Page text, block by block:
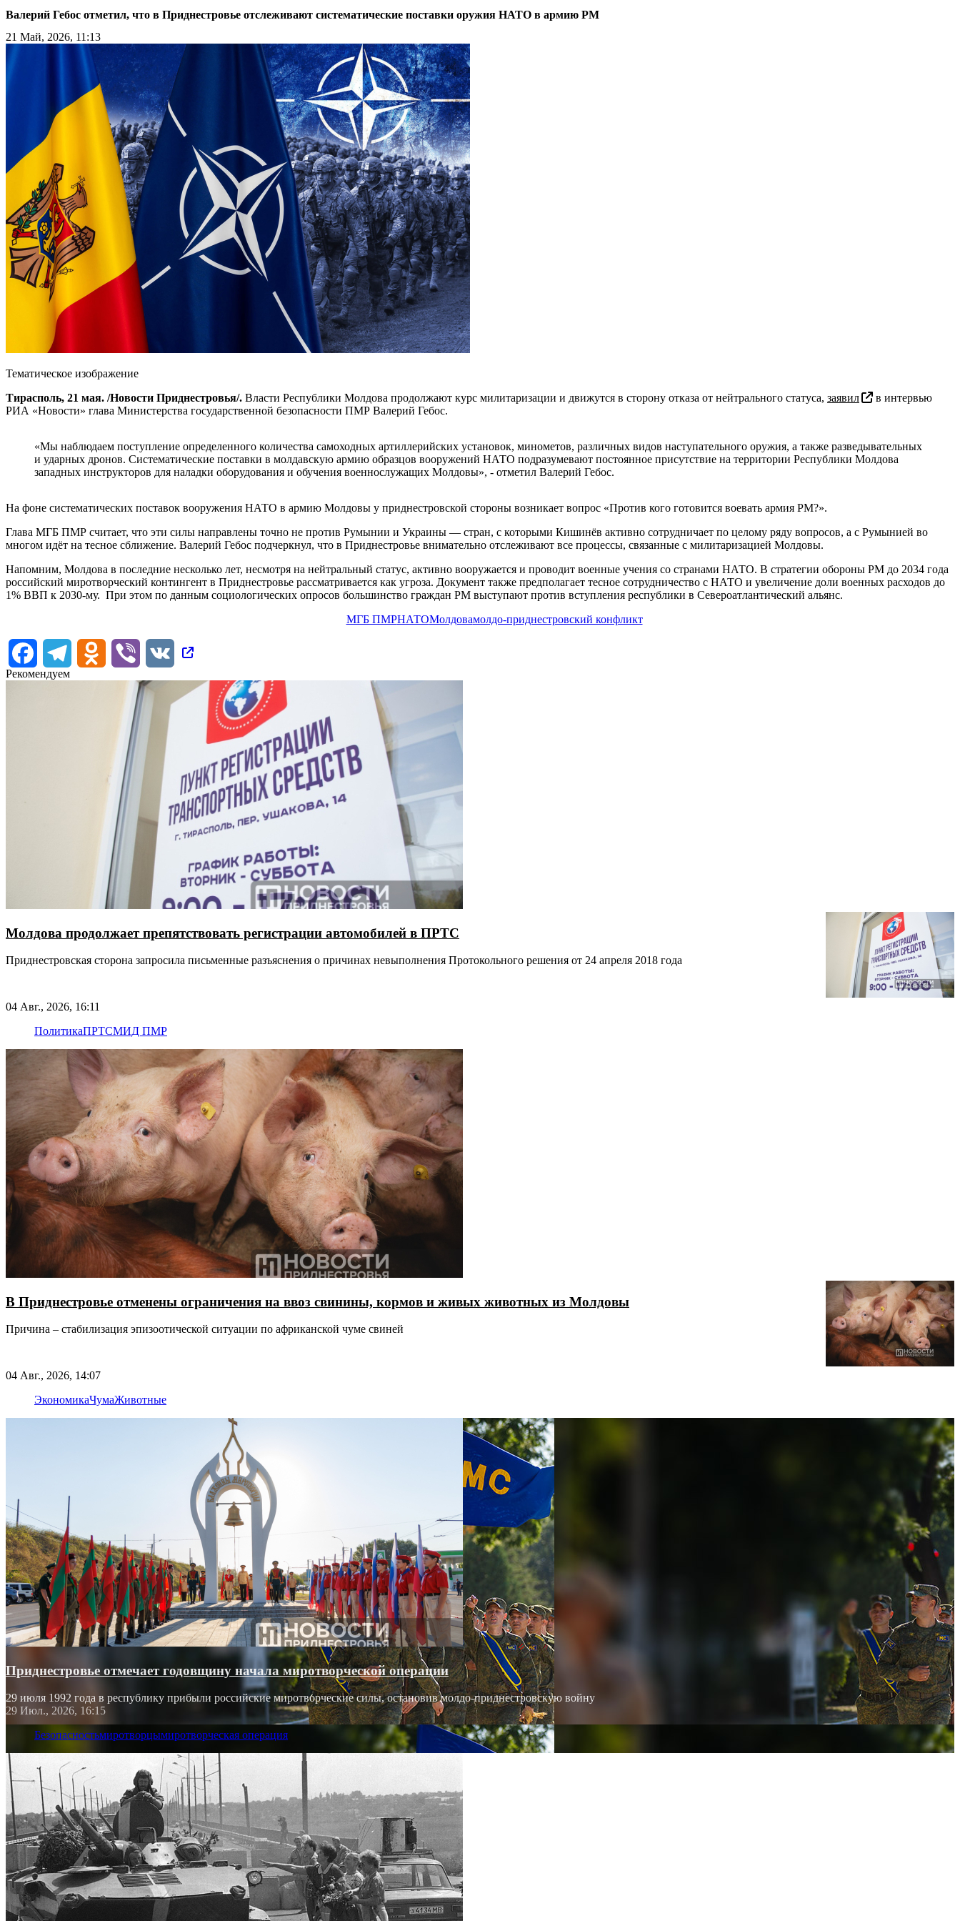
Валерий Гебос отметил, что в Приднестровье отслеживают систематические поставки оружия НАТО в армию РМ
21 Май, 2026, 11:13
Тематическое изображение
Тирасполь, 21 мая. /Новости Приднестровья/. Власти Республики Молдова продолжают курс милитаризации и движутся в сторону отказа от нейтрального статуса, заявил
в интервью
РИА «Новости» глава Министерства государственной безопасности ПМР Валерий Гебос.
«Мы наблюдаем поступление определенного количества самоходных артиллерийских установок, минометов, различных видов наступательного оружия, а также разведывательных
и ударных дронов. Систематические поставки в молдавскую армию образцов вооружений НАТО подразумевают постоянное присутствие на территории Республики Молдова
западных инструкторов для наладки оборудования и обучения военнослужащих Молдовы», - отметил Валерий Гебос.
На фоне систематических поставок вооружения НАТО в армию Молдовы у приднестровской стороны возникает вопрос «Против кого готовится воевать армия РМ?».
Глава МГБ ПМР считает, что эти силы направлены точно не против Румынии и Украины — стран, с которыми Кишинёв активно сотрудничает по целому ряду вопросов, а с Румынией во
многом идёт на тесное сближение. Валерий Гебос подчеркнул, что в Приднестровье внимательно отслеживают все процессы, связанные с милитаризацией Молдовы.
Напомним, Молдова в последние несколько лет, несмотря на нейтральный статус, активно вооружается и проводит военные учения со странами НАТО. В стратегии обороны РМ до 2034 года
российский миротворческий контингент в Приднестровье рассматривается как угроза. Документ также предполагает тесное сотрудничество с НАТО и увеличение доли военных расходов до
1% ВВП к 2030-му. При этом по данным социологических опросов большинство граждан РМ выступают против вступления республики в Североатлантический альянс.
МГБ ПМРНАТОМолдовамолдо-приднестровский конфликт
FacebookTelegram Odnoklassniki
Viber
VK
Рекомендуем
Молдова продолжает препятствовать регистрации автомобилей в ПРТС
Приднестровская сторона запросила письменные разъяснения о причинах невыполнения Протокольного решения от 24 апреля 2018 года
04 Авг., 2026, 16:11
ПолитикаПРТСМИД ПМР
В Приднестровье отменены ограничения на ввоз свинины, кормов и живых животных из Молдовы
Причина – стабилизация эпизоотической ситуации по африканской чуме свиней
04 Авг., 2026, 14:07
ЭкономикаЧумаЖивотные
Приднестровье отмечает годовщину начала миротворческой операции
29 июля 1992 года в республику прибыли российские миротворческие силы, остановив молдо-приднестровскую войну
29 Июл., 2026, 16:15
Безопасностьмиротворцымиротворческая операция